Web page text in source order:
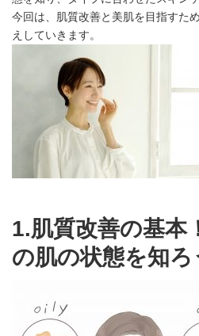
今回は、肌質改善と美肌を目指すた
えしていきます。
1.肌質改善の基
の肌の状態を知ろ